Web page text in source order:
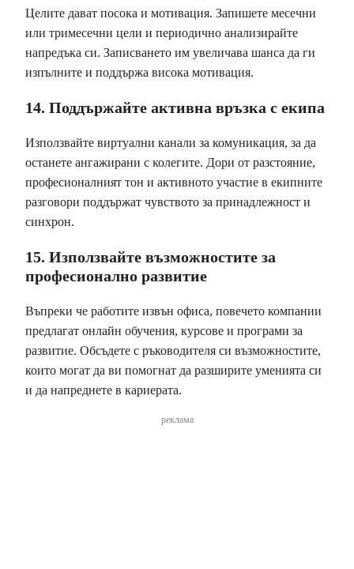
Целите дават посока и мотивация. Запишете месечни
или тримесечни цели и периодично анализирайте
напредъка си. Записването им увеличава шанса да ги
изпълните и поддържа висока мотивация.
14. Поддържайте активна връзка с екипа
Използвайте виртуални канали за комуникация, за да
останете ангажирани с колегите. Дори от разстояние,
професионалният тон и активното участие в екипните
разговори поддържат чувството за принадлежност и
синхрон.
15. Използвайте възможностите за
професионално развитие
Въпреки че работите извън офиса, повечето компании
предлагат онлайн обучения, курсове и програми за
развитие. Обсъдете с ръководителя си възможностите,
които могат да ви помогнат да разширите уменията си
и да напреднете в кариерата.
реклама